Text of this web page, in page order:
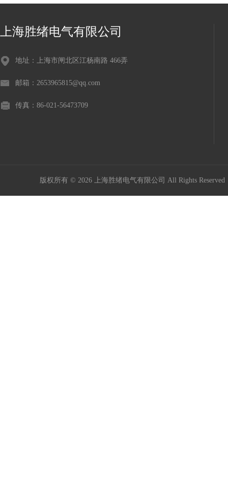
上海胜绪电气有限公司
地址：上海市闸北区江杨南路 466弄
邮箱：2653965815@qq.com
传真：86-021-56473709
版权所有 © 2026 上海胜绪电气有限公司 All Rights